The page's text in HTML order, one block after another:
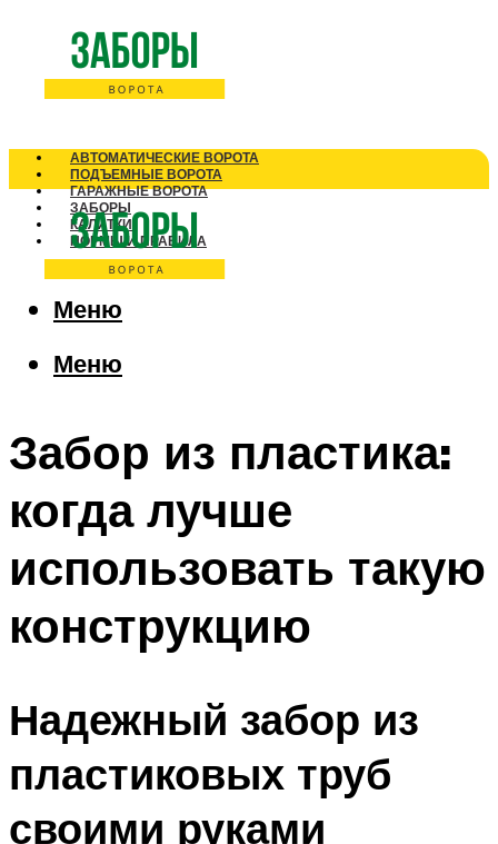
АВТОМАТИЧЕСКИЕ ВОРОТА
ПОДЪЕМНЫЕ ВОРОТА
ГАРАЖНЫЕ ВОРОТА
ЗАБОРЫ
КАЛИТКИ
НОРМЫ И ПРАВИЛА
Меню
Меню
Забор из пластика:
когда лучше
использовать такую
конструкцию
Надежный забор из
пластиковых труб
своими руками